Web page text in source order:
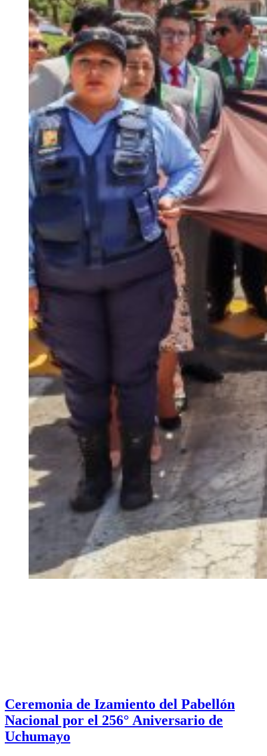
Ceremonia de Izamiento del Pabellón
Nacional por el 256° Aniversario de
Uchumayo